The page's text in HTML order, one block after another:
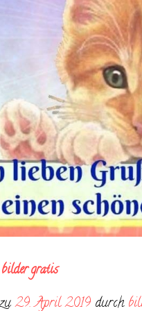
gratis
29. April 2019 durch